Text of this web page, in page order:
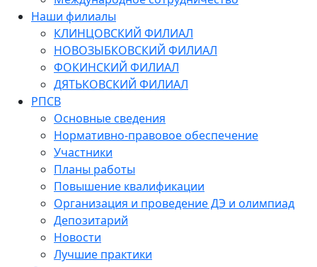
Наши филиалы
КЛИНЦОВСКИЙ ФИЛИАЛ
НОВОЗЫБКОВСКИЙ ФИЛИАЛ
ФОКИНСКИЙ ФИЛИАЛ
ДЯТЬКОВСКИЙ ФИЛИАЛ
РПСВ
Основные сведения
Нормативно-правовое обеспечение
Участники
Планы работы
Повышение квалификации
Организация и проведение ДЭ и олимпиад
Депозитарий
Новости
Лучшие практики